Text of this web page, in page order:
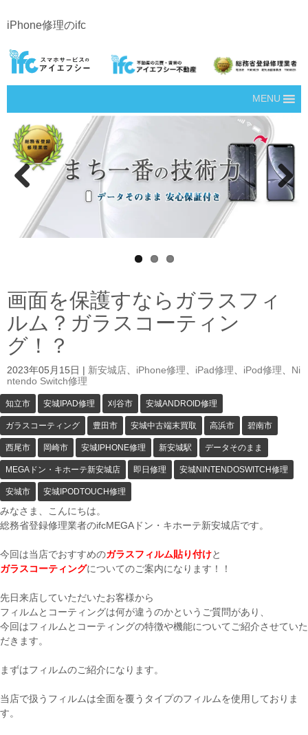
iPhone修理のifc
MENU
Next
画面を保護すならガラスフィ
ルム？ガラスコーティン
グ！？
2023年05月15日 新安城店 iPhone修理 iPad修理 iPod修理
Ni
ntendo Switch修理
知立市 安城IPAD修理 刈谷市 安城ANDROID修理
ガラスコーティング 豊田市 安城中古端末買取 高浜市 碧南市
西尾市 岡崎市 安城IPHONE修理 新安城駅 データそのまま
MEGAドン・キホーテ新安城店 即日修理 安城NINTENDOSWITCH修理
安城市 安城IPODTOUCH修理
みなさま、こんにちは。
総務省登録修理業者のifcMEGAドン・キホーテ新安城店です。
今回は当店でおすすめのガラスフィルム貼り付けと
ガラスコーティングについてのご案内になります！！
先日来店していただいたお客様から
フィルムとコーティングは何が違うのかというご質問があり、
今回はフィルムとコーティングの特徴や機能についてご紹介させていた
だきます。
まずはフィルムのご紹介になります。
当店で扱うフィルムは全面を覆うタイプのフィルムを使用しておりま
す。